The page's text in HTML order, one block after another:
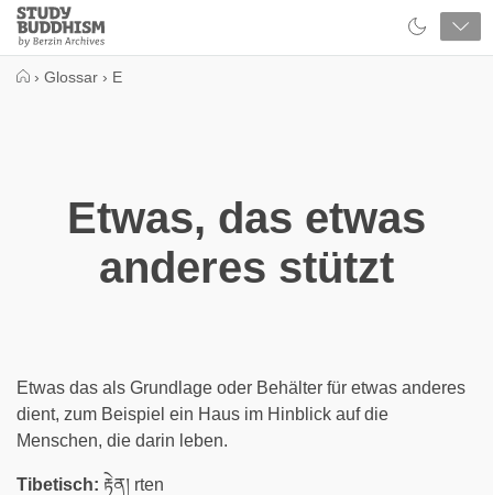
Close
Study
Buddhism
› Glossar › E
Etwas, das etwas
anderes stützt
Etwas das als Grundlage oder Behälter für etwas anderes
dient, zum Beispiel ein Haus im Hinblick auf die
Menschen, die darin leben.
Tibetisch: རྟེན། rten